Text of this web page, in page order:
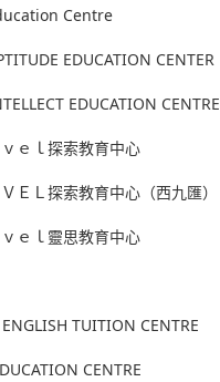
Centre
EDUCATION CENTER
EDUCATION CENTRE
ｅｌ探索教育中心
ＥＬ探索教育中心（西九匯）
ｅｌ靈思教育中心
ENGLISH TUITION CENTRE
CENTRE